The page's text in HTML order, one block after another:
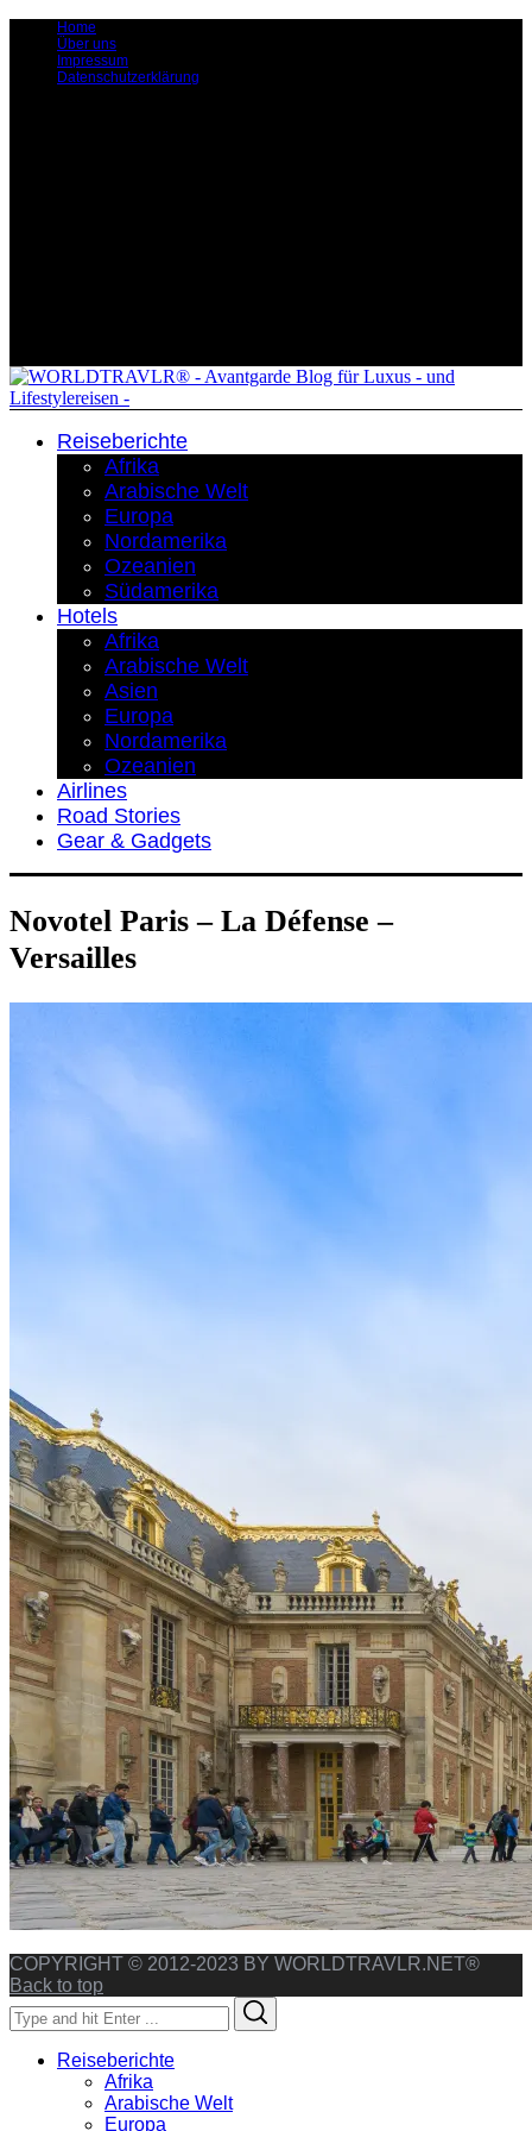
Home
Über uns
Impressum
Datenschutzerklärung
Reiseberichte
Afrika
Arabische Welt
Europa
Nordamerika
Ozeanien
Südamerika
Hotels
Afrika
Arabische Welt
Asien
Europa
Nordamerika
Ozeanien
Airlines
Road Stories
Gear & Gadgets
Novotel Paris – La Défense –
Versailles
COPYRIGHT © 2012-2023 BY WORLDTRAVLR.NET®
Back to top
Search
for:
Reiseberichte
Afrika
Arabische Welt
Europa